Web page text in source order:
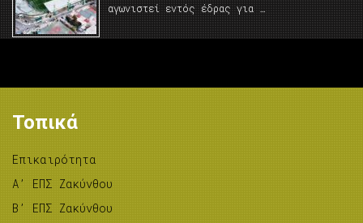
αγωνιστεί εντός έδρας για …
Τοπικά
Επικαιρότητα
A’ ΕΠΣ Ζακύνθου
B’ ΕΠΣ Ζακύνθου